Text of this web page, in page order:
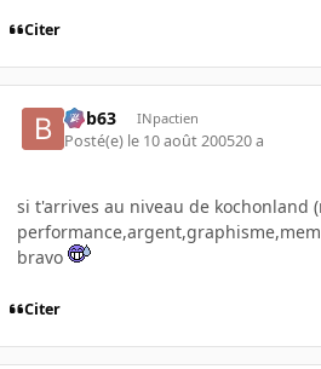
Citer
bob63 INpactien
Posté(e) le 10 août 200520 a
si t'arrives au niveau de kochonland
bravo
Citer